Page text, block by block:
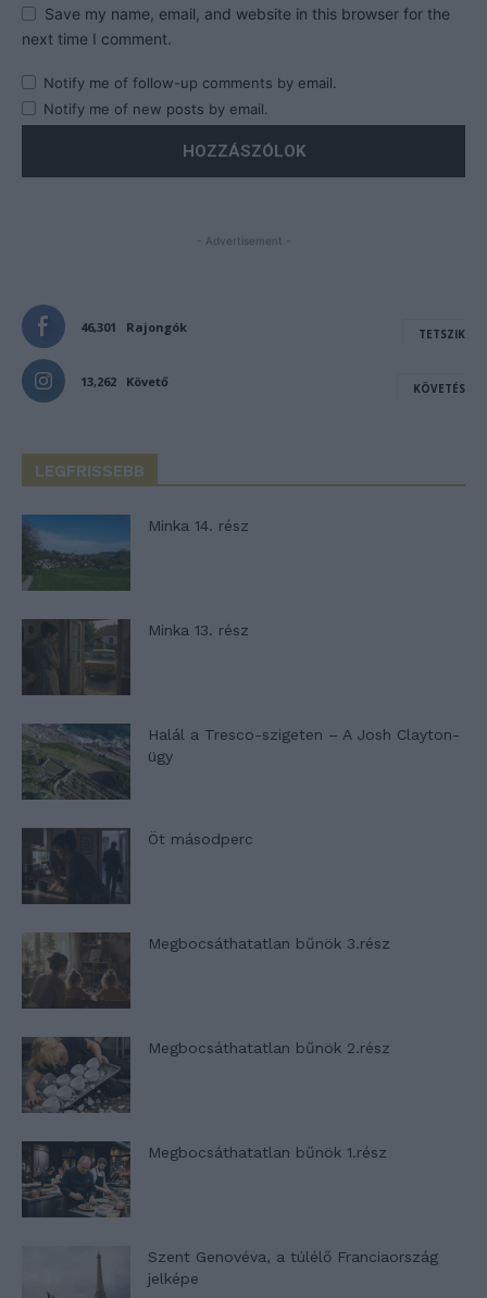
Save my name, email, and website in this browser for the
next time I comment.
Notify me of follow-up comments by email.
Notify me of new posts by email.
- Advertisement -
46,301 Rajongók TETSZIK
13,262 Követő KÖVETÉS
LEGFRISSEBB
Minka 14. rész
Minka 13. rész
Halál a Tresco-szigeten – A Josh Clayton-
ügy
Öt másodperc
Megbocsáthatatlan bűnök 3.rész
Megbocsáthatatlan bűnök 2.rész
Megbocsáthatatlan bűnök 1.rész
Szent Genovéva, a túlélő Franciaország
jelképe